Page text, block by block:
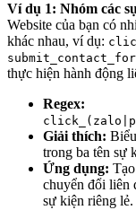
Ví dụ 1: Nhóm các
Website của bạn có
khác nhau, ví dụ:
thực hiện hành động
Regex:
Giải thích:
trong ba tên sự
Ứng dụng:
chuyển đổi liên
sự kiện riêng lẻ.